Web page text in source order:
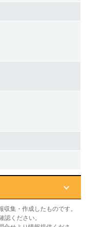
集・作成したものです。
ください。